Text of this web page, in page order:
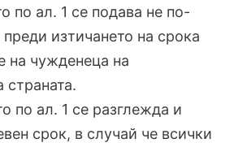
по ал. 1 се подава не по-
изтичането на срока
на чужденеца на
страната.
по ал. 1 се разглежда и
срок, в случай че всички